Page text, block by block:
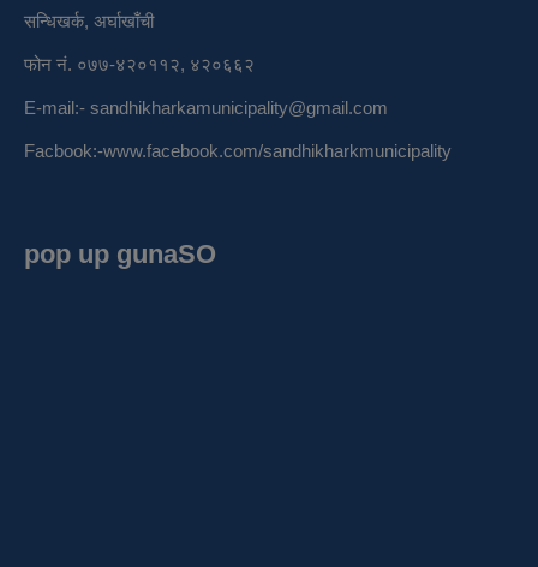
सन्धिखर्क, अर्घाखाँची
फोन नं. ०७७-४२०११२, ४२०६६२
E-mail:- sandhikharkamunicipality@gmail.com
Facbook:-www.facebook.com/sandhikharkmunicipality
pop up gunaSO